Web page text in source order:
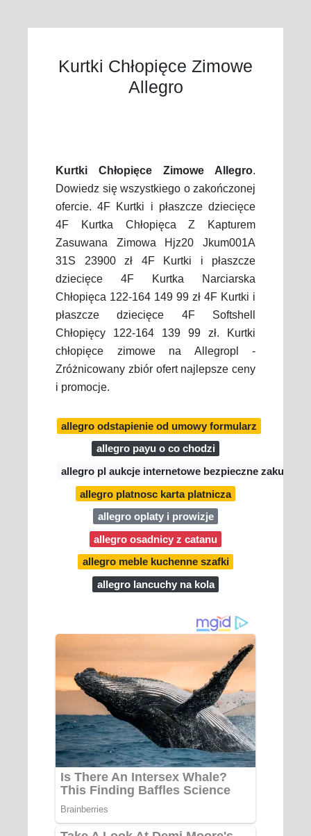
Kurtki Chłopięce Zimowe
Allegro
Kurtki Chłopięce Zimowe Allegro.
Dowiedz się wszystkiego o zakończonej
ofercie. 4F Kurtki i płaszcze dziecięce
4F Kurtka Chłopięca Z Kapturem
Zasuwana Zimowa Hjz20 Jkum001A
31S 23900 zł 4F Kurtki i płaszcze
dziecięce 4F Kurtka Narciarska
Chłopięca 122-164 149 99 zł 4F Kurtki i
płaszcze dziecięce 4F Softshell
Chłopięcy 122-164 139 99 zł. Kurtki
chłopięce zimowe na Allegropl -
Zróżnicowany zbiór ofert najlepsze ceny
i promocje.
allegro odstapienie od umowy formularz
allegro payu o co chodzi
allegro pl aukcje internetowe bezpieczne zakupy
allegro platnosc karta platnicza
allegro oplaty i prowizje
allegro osadnicy z catanu
allegro meble kuchenne szafki
allegro lancuchy na kola